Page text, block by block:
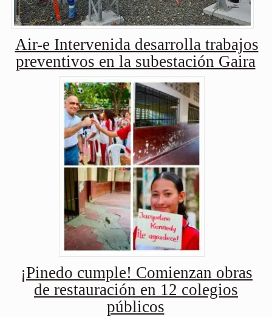
Air-e Intervenida desarrolla trabajos
preventivos en la subestación Gaira
¡Pinedo cumple! Comienzan obras
de restauración en 12 colegios
públicos